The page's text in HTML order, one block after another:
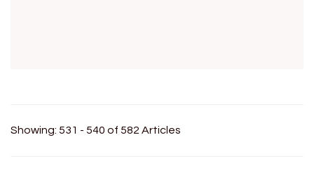
Showing: 531 - 540 of 582 Articles